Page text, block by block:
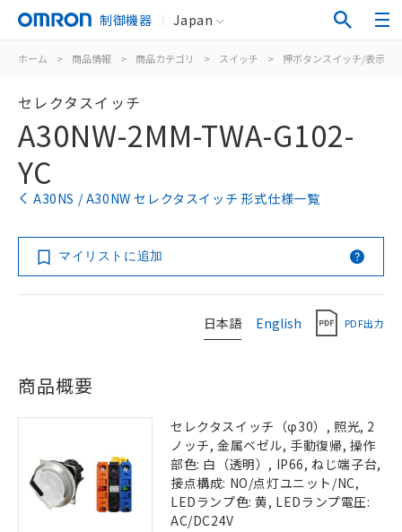
制御機器 Japan
ホーム > 商品情報 > 商品カテゴリ > スイッチ > 押ボタンスイッチ/表示灯
セレクタスイッチ
A30NW-2MM-TWA-G102-
YC
A30NS / A30NW セレクタスイッチ 形式仕様一覧
マイリストに追加
日本語 English PDF出力
商品概要
セレクタスイッチ（φ30）, 照光, 2
ノッチ, 金属ベゼル, 手動復帰, 操作
部色: 白（透明）, IP66, ねじ端子台,
接点構成: NO/点灯ユニット/NC,
LEDランプ色: 黄, LEDランプ電圧:
AC/DC24V